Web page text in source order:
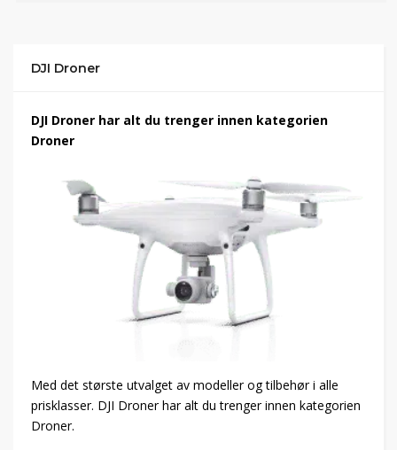
DJI Droner
DJI Droner har alt du trenger innen kategorien
Droner
Med det største utvalget av modeller og tilbehør i alle
prisklasser. DJI Droner har alt du trenger innen kategorien
Droner.